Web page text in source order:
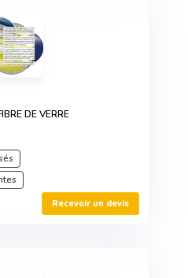
DE VERRE
Recevoir un devis